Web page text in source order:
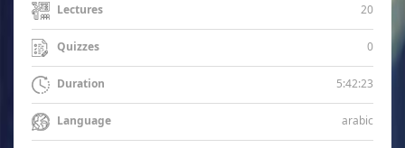
Lectures 20
Quizzes 0
Duration 5:42:23
Language arabic